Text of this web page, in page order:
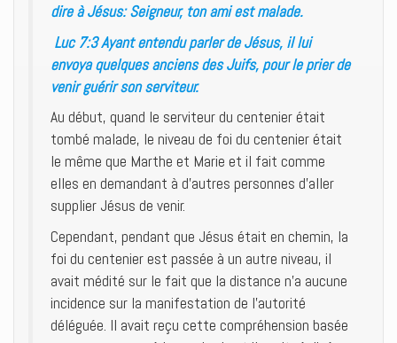
dire à Jésus: Seigneur, ton ami est malade.
Luc 7:3 Ayant entendu parler de Jésus, il lui
envoya quelques anciens des Juifs, pour le prier de
venir guérir son serviteur.
Au début, quand le serviteur du centenier était
tombé malade, le niveau de foi du centenier était
le même que Marthe et Marie et il fait comme
elles en demandant à d’autres personnes d’aller
supplier Jésus de venir.
Cependant, pendant que Jésus était en chemin, la
foi du centenier est passée à un autre niveau, il
avait médité sur le fait que la distance n’a aucune
incidence sur la manifestation de l’autorité
déléguée. Il avait reçu cette compréhension basée